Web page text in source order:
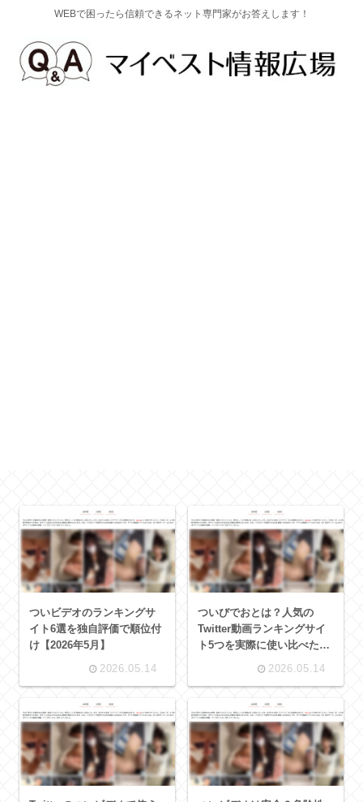
WEBで困ったら信頼できるネット専門家がお答えします！
ついビデオのランキングサ
イト6選を独自評価で順位付
け【2026年5月】
2026.05.14
ついびでおとは？人気の
Twitter動画ランキングサイ
ト5つを実際に使い比べた記
2026.05.14